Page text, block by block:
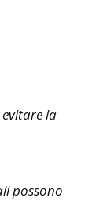
la
possono